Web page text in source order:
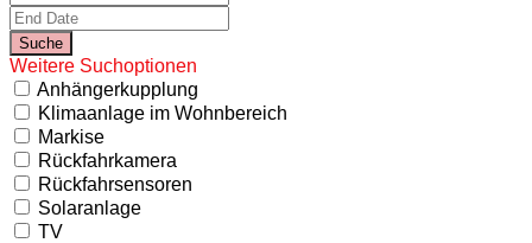
Weitere Suchoptionen
Anhängerkupplung
Klimaanlage im Wohnbereich
Markise
Rückfahrkamera
Rückfahrsensoren
Solaranlage
TV